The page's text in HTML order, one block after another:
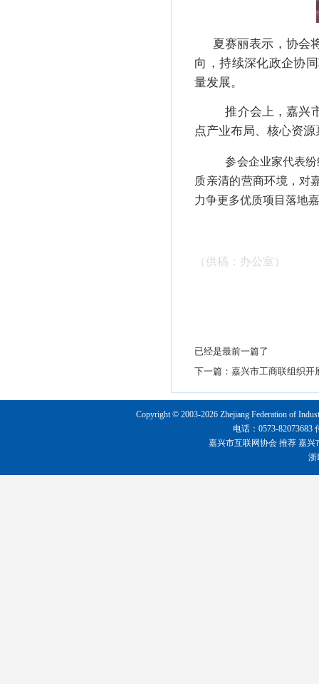
夏赛丽表示，协会
向，持续深化政企协
量发展。
推介会上，嘉兴
点产业布局、核心资
参会企业家代表
质亲清的营商环境，对
力争更多优质项目落地
（供稿：办公室）
已经是最前一篇了
下一篇：嘉兴市工商联组织开
Copyright © 2003-2026 Zhejiang Federation of
电话：0573-82073683
嘉兴市互联网协会 推荐嘉兴
浙